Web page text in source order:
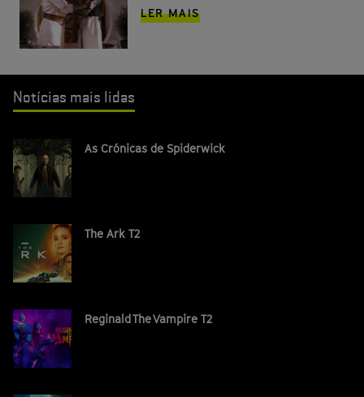
LER MAIS
Notícias mais lidas
As Crónicas de Spiderwick
The Ark T2
Reginald The Vampire T2